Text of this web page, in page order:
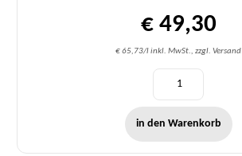
€ 49,30
€ 65,73/l inkl. MwSt., zzgl. Versand
in den Warenkorb